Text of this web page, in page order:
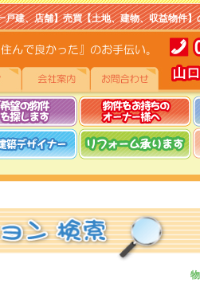
店舗】売買【土地、建物、収益物件】